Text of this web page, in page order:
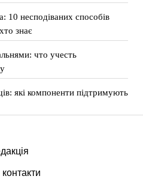
10 несподіваних способів
знає
что учесть
які компоненти підтримують